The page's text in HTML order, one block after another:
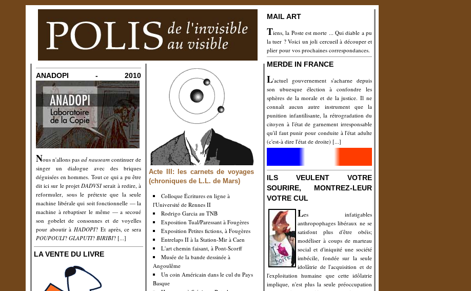
MAIL ART
Tiens, la Poste est morte ... Qui diable a pu
la tuer ?Voici un joli cercueil à découper et
plier pour vos prochaines correspondances.
MERDE IN FRANCE
L'actuel gouvernement s'acharne depuis
son ubuesque élection à confondre les
sphères de la morale et de la justice. Il ne
connaît aucun autre instrument que la
punition infantilisante, la rétrogradation du
citoyen à l'état de garnement irresponsable
qu'il faut punir pour conduite à l'état adulte
(c'est-à dire l'état de droite) [...]
ILS VEULENT VOTRE
SOURIRE, MONTREZ-LEUR
VOTRE CUL
Les infatigables
anthropophages libéraux ne se
satisfont plus d'être obéis;
modéliser à coups de marteau
social et d'iniquité une société
imbécile, fondée sur la seule
idolâtrie de l'acquisition et de
l'exploitation humaine que cette idôlatrie
implique, n'est plus la seule préoccupation
ANADOPI - 2010
Nous n'allons pas ad nauseam continuer de
singer un dialogue avec des briques
déguisées en hommes. Tout ce qui a pu être
dit ici sur le projetDADVSIserait à redire, à
reformuler, sous le prétexte que la seule
machine libérale qui soit fonctionnelle — la
machine à rebaptiser le même — a secoué
son gobelet de consonnes et de voyelles
pour aboutir àHADOPI? Et après, ce sera
POUPOULI? GLAPUTI? BIRIBI? [...]
LA VENTE DU LIVRE
Acte III: les carnets de voyages
(chroniques de L.L. de Mars)
Colloque Écritures en ligne à
l'Université de Rennes II
Rodrigo Garcia au TNB
Exposition Tual/Paressant à Fougères
Exposition Petites fictions, à Fougères
Entrelaps II à la Station-Mir à Caen
L'art chemin faisant, à Pont-Scorff
Musée de la bande dessinée à
Angoulême
Un coin Américain dans le cul du Pays
Basque